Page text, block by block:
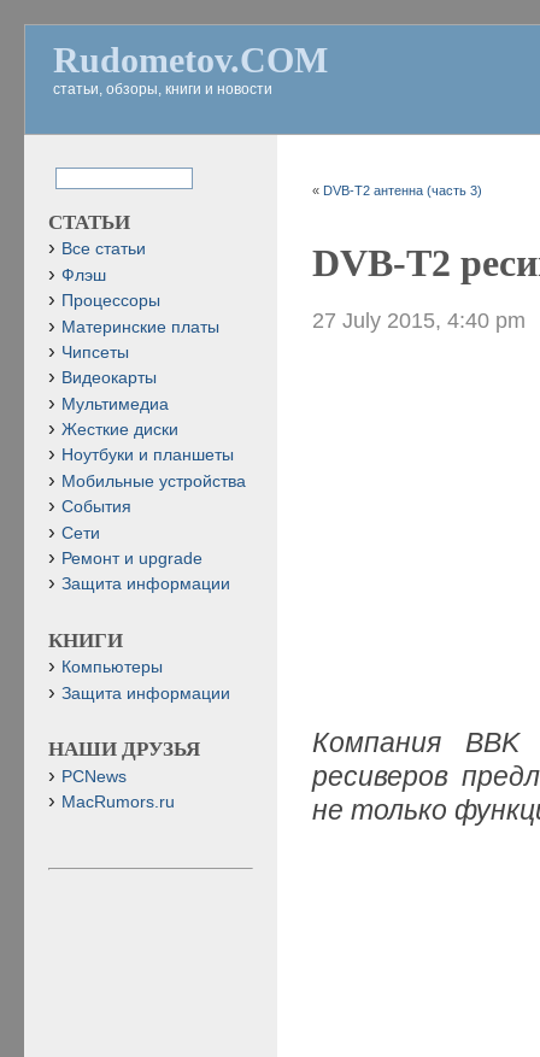
Rudometov.COM
статьи, обзоры, книги и новости
« DVB-T2 антенна (часть 3)
DVB-T2
27 July 2015, 4:40 pm
Компания
ресиверов
не только
СТАТЬИ
Все статьи
Флэш
Процессоры
Материнские платы
Чипсеты
Видеокарты
Мультимедиа
Жесткие диски
Ноутбуки и планшеты
Мобильные устройства
События
Сети
Ремонт и upgrade
Защита информации
КНИГИ
Компьютеры
Защита информации
НАШИ ДРУЗЬЯ
PCNews
MacRumors.ru